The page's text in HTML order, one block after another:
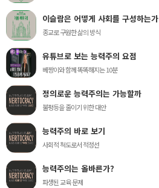
이슬람은 어떻게 사회를 구성하는가
종교로 구원한 삶의 방식
유튜브로 보는 능력주의 요점
베짱이와 함께 똑똑해지는 10분
정의로운 능력주의는 가능할까
불평등을 줄이기 위한 대안
능력주의 바로 보기
사회적 척도로서 적정선
능력주의는 올바른가?
파생된 교육 문제